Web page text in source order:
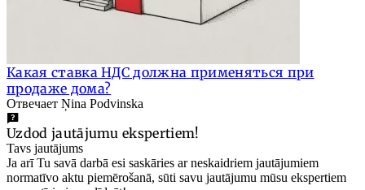
Какая ставка НДС должна применяться при
продаже дома?
Отвечает Ņina Podvinska
Uzdod jautājumu ekspertiem!
Tavs jautājums
Ja arī Tu savā darbā esi saskāries ar neskaidriem jautājumiem
normatīvo aktu piemērošanā, sūti savu jautājumu mūsu ekspertiem